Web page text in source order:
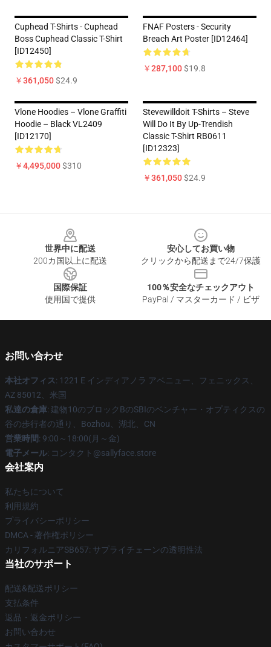
Cuphead T-Shirts - Cuphead
Boss Cuphead Classic T-Shirt
[ID12450]
￥361,050$24.9
FNAF Posters - Security
Breach Art Poster [ID12464]
￥287,100$19.8
Vlone Hoodies – Vlone Graffiti
Hoodie – Black VL2409
[ID12170]
￥4,495,000$310
Stevewilldoit T-Shirts – Steve
Will Do It By Up-Trendish
Classic T-Shirt RB0611
[ID12323]
￥361,050$24.9
世界中に配送
200カ国以上に配送
安心してお買い物
クリックから配送まで24/7保護
国際保証
使用国で提供
100％安全なチェックアウト
PayPal / マスターカード / ビザ
お問い合わせ
本社オフィス: 1221 E インディアノラ アベニュー、フェニックス、
AZ 85012、米国
私達の倉庫: 建物10のブロックBのSBIのベンチャー・オプティクスの
谷の歩行者の通り、Bozhou、湖北、CN
営業時間: 9:00～18:00(月～金)
電子メール: コンタクト@sallyface.store
会社案内
私たちについて
利用規約
プライバシーポリシー
DMCA - 著作権ポリシー
カリフォルニアSB657: サプライチェーンの透明性法
当社のサポート
配送&配送ポリシー
支払条件
返品・返金ポリシー
お問い合わせ